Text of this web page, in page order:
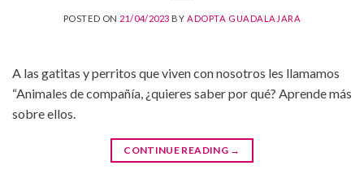
POSTED ON 21/04/2023 BYADOPTA GUADALAJARA
A las gatitas y perritos que viven con nosotros les llamamos
“Animales de compañía, ¿quieres saber por qué? Aprende más
sobre ellos.
CONTINUE READING →